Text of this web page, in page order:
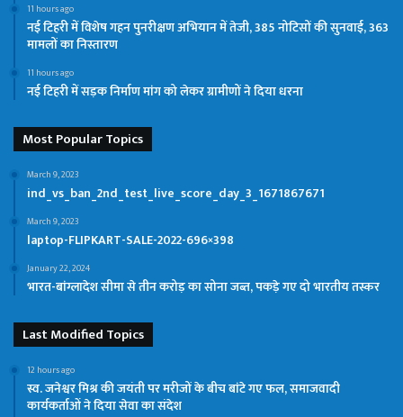
11 hours ago
नई टिहरी में विशेष गहन पुनरीक्षण अभियान में तेजी, 385 नोटिसों की सुनवाई, 363
मामलों का निस्तारण
11 hours ago
नई टिहरी में सड़क निर्माण मांग को लेकर ग्रामीणों ने दिया धरना
Most Popular Topics
March 9, 2023
ind_vs_ban_2nd_test_live_score_day_3_1671867671
March 9, 2023
laptop-FLIPKART-SALE-2022-696×398
January 22, 2024
भारत-बांग्लादेश सीमा से तीन करोड़ का सोना जब्त, पकड़े गए दो भारतीय तस्कर
Last Modified Topics
12 hours ago
स्व. जनेश्वर मिश्र की जयंती पर मरीजों के बीच बांटे गए फल, समाजवादी
कार्यकर्ताओं ने दिया सेवा का संदेश